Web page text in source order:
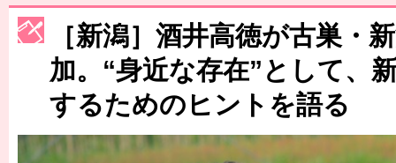
［3216号］行く末占うラストワン
［3217号］最高の景色へ出国
［3218号］WEEKLY EG SELECTION
［3219号］特別な覇者へ 大逆転か連破か
［3220号］伝説の王者、黄金のシャーレ
［新潟］酒井高徳が古巣・
加。“身近な存在”として、
するためのヒントを語る